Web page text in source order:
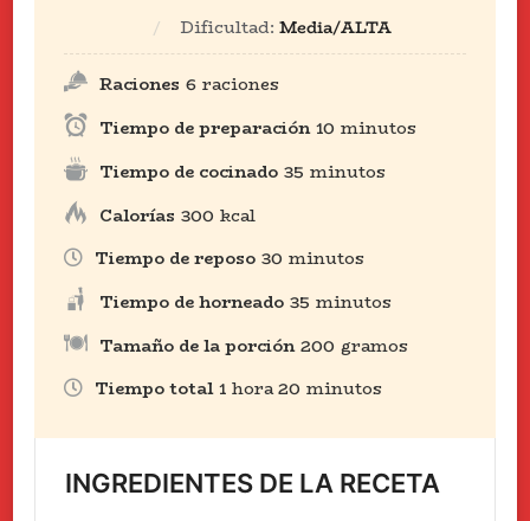
Dificultad: Media/ALTA
Raciones 6 raciones
Tiempo de preparación 10 minutos
Tiempo de cocinado 35 minutos
Calorías 300 kcal
Tiempo de reposo 30 minutos
Tiempo de horneado 35 minutos
Tamaño de la porción 200 gramos
Tiempo total 1 hora20 minutos
INGREDIENTES DE LA RECETA